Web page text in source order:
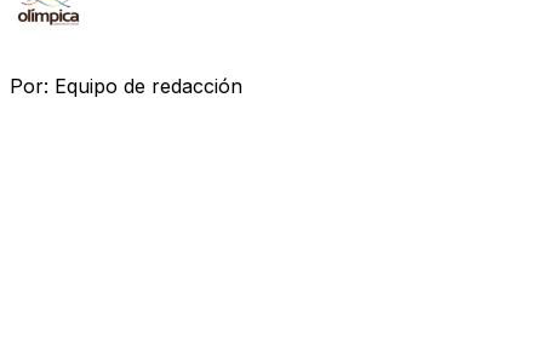
Por: Equipo de redacción